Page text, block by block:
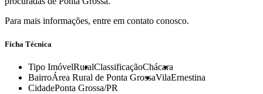
Para mais informações, entre em contato conosco.
Ficha Técnica
Tipo ImóvelRuralClassificaçãoChácara
BairroÁrea Rural de Ponta GrossaVilaErnestina
CidadePonta Grossa/PR